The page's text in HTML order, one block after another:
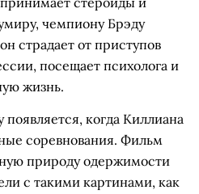
чемпиону Брэду
страдает от приступов
посещает психолога и
жизнь.
когда Киллиана
соревнования. Фильм
природу одержимости
с такими картинами, как